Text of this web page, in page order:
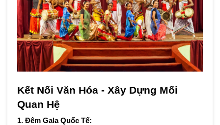
Kết Nối Văn Hóa - Xây Dựng Mối
Quan Hệ
1. Đêm Gala Quốc Tế: